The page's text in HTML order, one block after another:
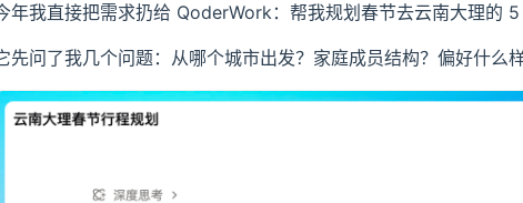
年我直接把需求扔给 QoderWork：帮我规划春节去云南大理的 5
先问了我几个问题：从哪个城市出发？家庭成员结构？偏好什么